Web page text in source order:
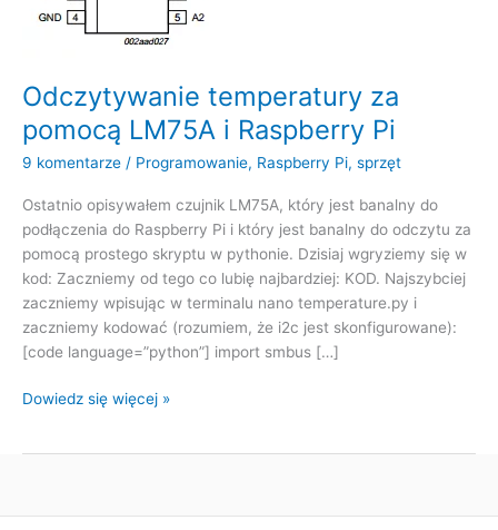
Odczytywanie temperatury za
pomocą LM75A i Raspberry Pi
9 komentarze / Programowanie, Raspberry Pi, sprzęt
Ostatnio opisywałem czujnik LM75A, który jest banalny do
podłączenia do Raspberry Pi i który jest banalny do odczytu za
pomocą prostego skryptu w pythonie. Dzisiaj wgryziemy się w
kod: Zaczniemy od tego co lubię najbardziej: KOD. Najszybciej
zaczniemy wpisując w terminalu nano temperature.py i
zaczniemy kodować (rozumiem, że i2c jest skonfigurowane):
[code language=”python”] import smbus […]
Odczytywanie
i
Dowiedz się więcej »